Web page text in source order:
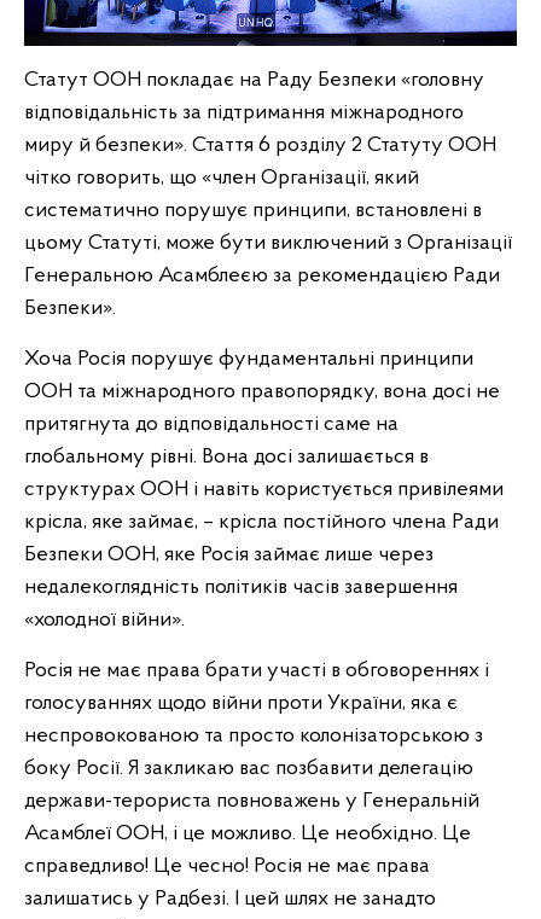
Статут ООН покладає на Раду Безпеки «головну
відповідальність за підтримання міжнародного
миру й безпеки». Стаття 6 розділу 2 Статуту ООН
чітко говорить, що «член Організації, який
систематично порушує принципи, встановлені в
цьому Статуті, може бути виключений з Організації
Генеральною Асамблеєю за рекомендацією Ради
Безпеки».
Хоча Росія порушує фундаментальні принципи
ООН та міжнародного правопорядку, вона досі не
притягнута до відповідальності саме на
глобальному рівні. Вона досі залишається в
структурах ООН і навіть користується привілеями
крісла, яке займає, – крісла постійного члена Ради
Безпеки ООН, яке Росія займає лише через
недалекоглядність політиків часів завершення
«холодної війни».
Росія не має права брати участі в обговореннях і
голосуваннях щодо війни проти України, яка є
неспровокованою та просто колонізаторською з
боку Росії. Я закликаю вас позбавити делегацію
держави-терориста повноважень у Генеральній
Асамблеї ООН, і це можливо. Це необхідно. Це
справедливо! Це чесно! Росія не має права
залишатись у Радбезі. І цей шлях не занадто